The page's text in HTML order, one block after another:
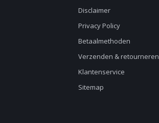
Disclaimer
Privacy Policy
Betaalmethoden
Verzenden & retourneren
Klantenservice
Sitemap